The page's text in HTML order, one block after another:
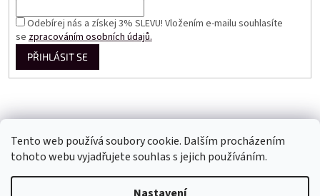
Tento web používá soubory cookie. Dalším procházením
tohoto webu vyjadřujete souhlas s jejich používáním.
Odebírej nás a získej 3% SLEVU! Vložením e-mailu souhlasíte
sezpracováním osobních údajů.
PŘIHLÁSIT SE